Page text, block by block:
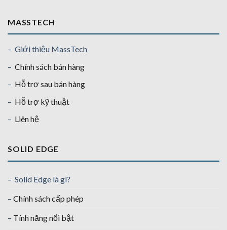
MASSTECH
– Giới thiệu MassTech
– Chính sách bán hàng
– Hỗ trợ sau bán hàng
– Hỗ trợ kỹ thuật
– Liên hệ
SOLID EDGE
– Solid Edge là gì?
– Chính sách cấp phép
– Tính năng nổi bật